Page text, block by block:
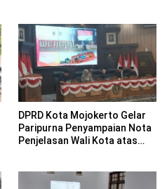
DPRD Kota Mojokerto Gelar
Paripurna Penyampaian Nota
Penjelasan Wali Kota atas